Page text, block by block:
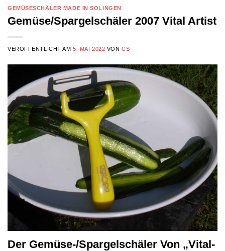
GEMÜSESCHÄLER MADE IN SOLINGEN
Gemüse/Spargelschäler 2007 Vital Artist
VERÖFFENTLICHT AM5. MAI 2022 VONCS
Der Gemüse-/Spargelschäler Von „Vital-